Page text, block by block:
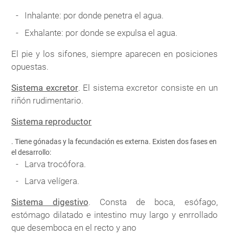
Inhalante: por donde penetra el agua.
Exhalante: por donde se expulsa el agua.
El pie y los sifones, siempre aparecen en posiciones
opuestas.
Sistema excretor. El sistema excretor consiste en un
riñón rudimentario.
Sistema reproductor
. Tiene gónadas y la fecundación es externa. Existen dos fases en
el desarrollo:
Larva trocófora.
Larva velígera.
Sistema digestivo. Consta de boca, esófago,
estómago dilatado e intestino muy largo y enrrollado
que desemboca en el recto y ano